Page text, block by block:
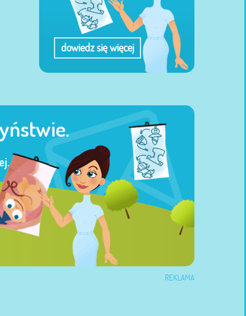
dowiedz się więcej
REKLAMA